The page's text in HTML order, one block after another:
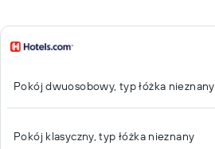
Pokój dwuosobowy, typ łóżka nieznany
Pokój klasyczny, typ łóżka nieznany